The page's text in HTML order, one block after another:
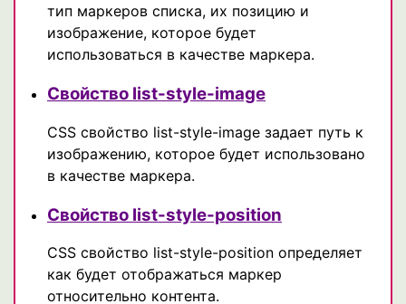
тип маркеров списка, их позицию и
изображение, которое будет
использоваться в качестве маркера.
Свойство list-style-image
CSS свойство list-style-image задает путь к
изображению, которое будет использовано
в качестве маркера.
Свойство list-style-position
CSS свойство list-style-position определяет
как будет отображаться маркер
относительно контента.